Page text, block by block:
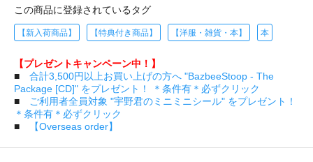
この商品に登録されているタグ
【新入荷商品】 【特典付き商品】 【洋服・雑貨・本】 本
【プレゼントキャンペーン中！】
■ 合計3,500円以上お買い上げの方へ "BazbeeStoop - The
Package [CD]" をプレゼント！ ＊条件有＊必ずクリック
■
ご利用者全員対象 "宇野君のミニミニシール" をプレゼント！
＊条件有＊必ずクリック
■
【Overseas order】